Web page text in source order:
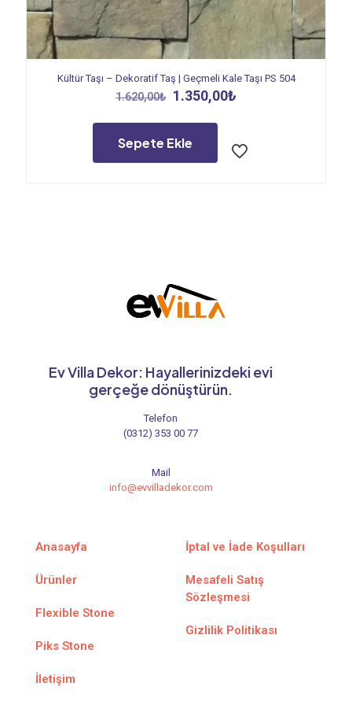
Kültür Taşı – Dekoratif Taş | Geçmeli Kale Taşı PS 504
1.620,00₺ Orijinal
1.620,00₺.
1.350,00₺
1.350,00₺.
Sepete Ekle
Ev Villa Dekor: Hayallerinizdeki evi
gerçeğe dönüştürün.
Telefon
(0312) 353 00 77
Mail
info@evvilladekor.com
Anasayfa
Ürünler
Flexible Stone
Piks Stone
İletişim
İptal ve İade Koşulları
Mesafeli Satış
Sözleşmesi
Gizlilik Politikası